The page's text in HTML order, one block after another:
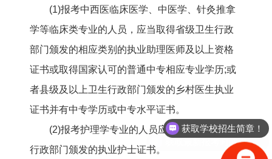
(1)报考中西医临床医学、中医学、针灸推拿
学等临床类专业的人员，应当取得省级卫生行政
部门颁发的相应类别的执业助理医师及以上资格
证书或取得国家认可的普通中专相应专业学历;或
者县级及以上卫生行政部门颁发的乡村医生执业
证书并有中专学历或中专水平证书。
(2)报考护理学专业的人员应当取得省级卫生
行政部门颁发的执业护士证书。
获取学校招生简章！
获取最新报考时间流程！